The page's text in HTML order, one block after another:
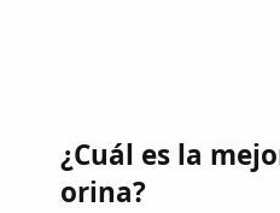
¿Cuál es la
orina?